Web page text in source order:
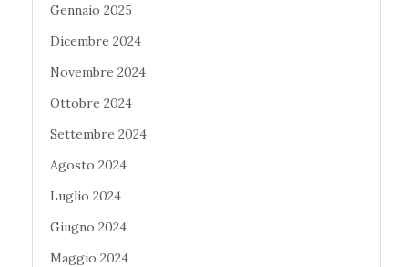
Gennaio 2025
Dicembre 2024
Novembre 2024
Ottobre 2024
Settembre 2024
Agosto 2024
Luglio 2024
Giugno 2024
Maggio 2024